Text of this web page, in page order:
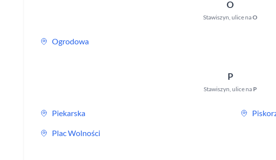
O
Stawiszyn, ulice naO
Ogrodowa
P
Stawiszyn, ulice na P
Piekarska
Plac Wolności